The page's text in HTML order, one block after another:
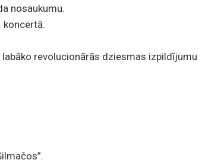
nosaukumu.
koncertā.
labāko revolucionārās dziesmas izpildījumu